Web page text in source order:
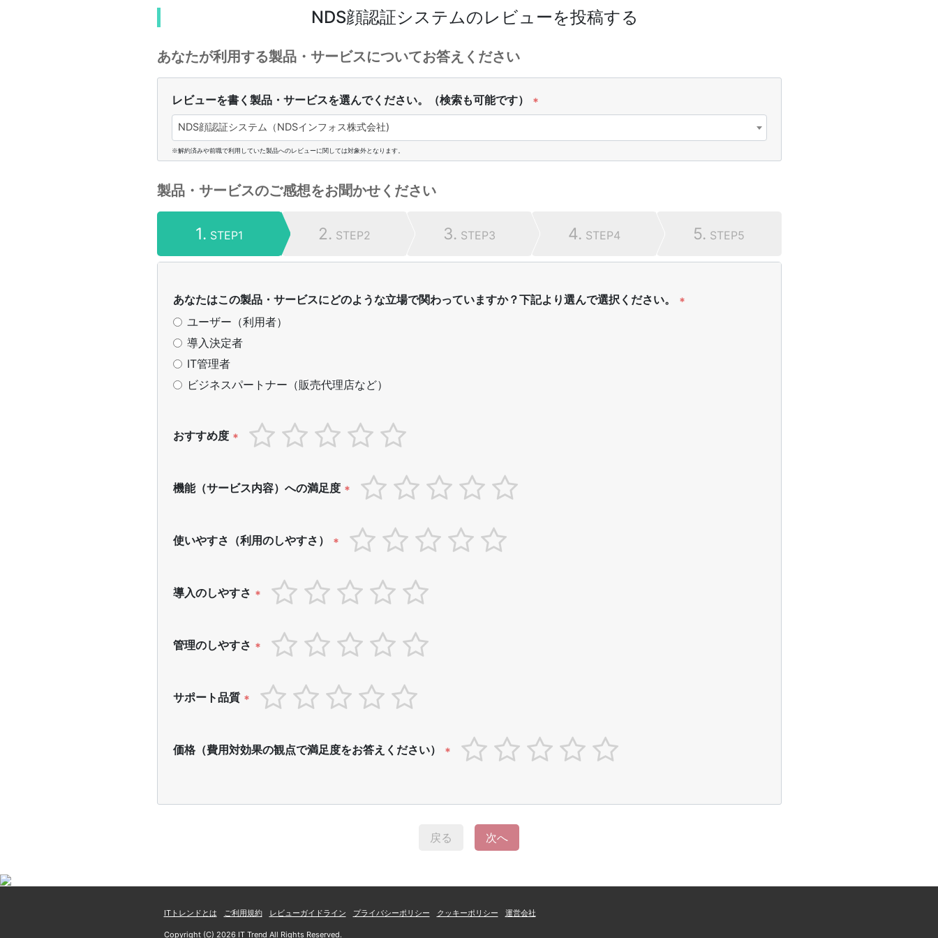
NDS顔認証システムのレビューを投稿する
あなたが利用する製品・サービスについてお答えください
レビューを書く製品・サービスを選んでください。（検索も可能です） *
NDS顔認証システム（NDSインフォス株式会社)
※解約済みや前職で利用していた製品へのレビューに関しては対象外となります。
製品・サービスのご感想をお聞かせください
1. STEP1 2. STEP2 3. STEP3 4. STEP4 5. STEP5
あなたはこの製品・サービスにどのような立場で関わっていますか？下記より選んで選択ください。
*
ユーザー（利用者）
導入決定者
IT管理者
ビジネスパートナー（販売代理店など）
おすすめ度 *
機能（サービス内容）への満足度 *
使いやすさ（利用のしやすさ） *
導入のしやすさ *
管理のしやすさ *
サポート品質 *
価格（費用対効果の観点で満足度をお答えください） *
戻る 次へ
ITトレンドとは ご利用規約 レビューガイドライン プライバシーポリシー クッキーポリシー 運営会社
Copyright (C) 2026 IT Trend All Rights Reserved.